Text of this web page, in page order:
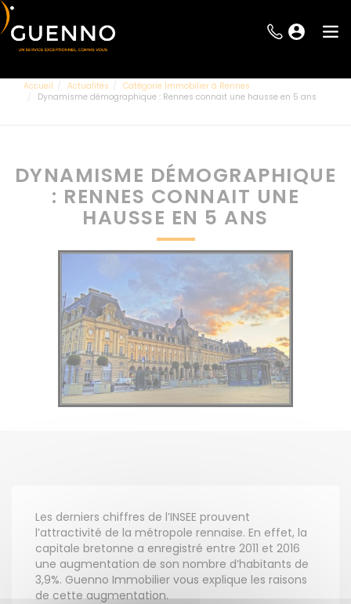
Accueil Actualités
Catégorie Immobilier à Rennes
Dynamisme démographique : Rennes connait une hausse en 5 ans
DYNAMISME DÉMOGRAPHIQUE
: RENNES CONNAIT UNE
HAUSSE EN 5 ANS
Les derniers chiffres de l’INSEE prouvent
l’attractivité de la métropole rennaise. En effet, la
capitale bretonne a enregistré entre 2011 et 2016
une augmentation de son nombre d’habitants de
3,9%. Guenno Immobilier vous explique les raisons
de cette augmentation.